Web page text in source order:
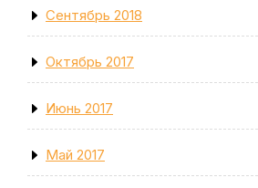
Сентябрь 2018
Октябрь 2017
Июнь 2017
Май 2017